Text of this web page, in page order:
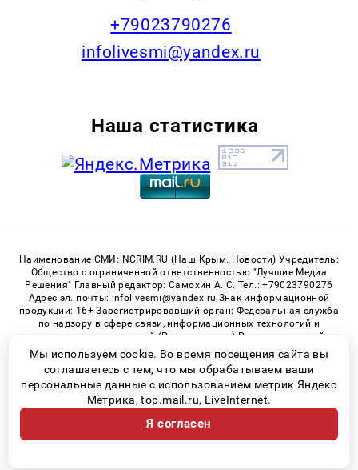
+79023790276
infolivesmi@yandex.ru
Наша статистика
Наименование СМИ: NCRIM.RU (Наш Крым. Новости) Учредитель:
Общество с ограниченной ответственностью "Лучшие Медиа
Решения" Главный редактор: Самохин А. С. Тел.: +79023790276
Адрес эл. почты: infolivesmi@yandex.ru Знак информационной
продукции: 16+ Зарегистрировавший орган: Федеральная служба
по надзору в сфере связи, информационных технологий и
массовых коммуникаций (Роскомнадзор) Регистрационный
номер СМИ ЭЛ № ФС 77 - 81150 от 02.06.2021
© 2026 «nCrim.ru» | Все права защищены
Возрастная категория сайта 16+
Политика конфиденциальности
Мы используем cookie. Во время посещения сайта вы
соглашаетесь с тем, что мы обрабатываем ваши
персональные данные с использованием метрик Яндекс
Метрика, top.mail.ru, LiveInternet.
Я согласен